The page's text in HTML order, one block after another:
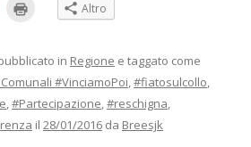
i
c
q
u
i
p
e
r
Altro
in Regione e taggato come
#VinciamoPoi,#fiatosulcollo,
,#Partecipazione,#reschigna,
il 28/01/2016 da Breesjk